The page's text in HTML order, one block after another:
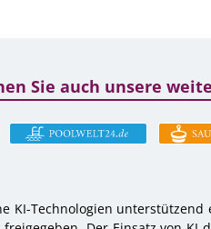
Sie auch unsere
Technologien